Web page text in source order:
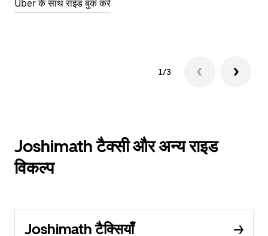
Uber के साथ राइड बुक करें
1/3
Joshimath टैक्सी और अन्य राइड
विकल्प
Joshimath टैक्सियाँ